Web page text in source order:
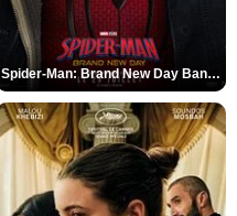
Spider-Man: Brand New Day Bande-annonce VO STFR